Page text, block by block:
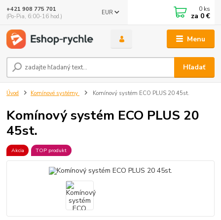
Menu
EUR
Hľadať
+421 908 775 701
(Po-Pia, 6:00-16 hod.)
0 ks
za 0 €
Úvod Komínové systémy Komínový systém ECO PLUS 20 45st.
Komínový systém ECO PLUS 20
45st.
Akcia TOP produkt